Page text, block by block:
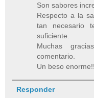
Son sabores
Respecto a la
tan necesario
suficiente.
Muchas
comentario.
Un beso enorme!!
Responder